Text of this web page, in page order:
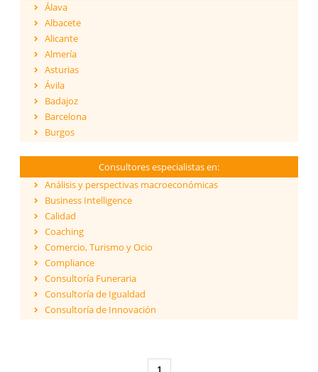
Álava
Albacete
Alicante
Almería
Asturias
Ávila
Badajoz
Barcelona
Burgos
Cantabria
Castellón
Ceuta
Ciudad Real
Córdoba
Cuenca
Girona
Granada
Guadalajara
Consultores especialistas en:
Análisis y perspectivas macroeconómicas
Business Intelligence
Calidad
Coaching
Comercio, Turismo y Ocio
Compliance
Consultoría Funeraria
Consultoría de Igualdad
Consultoría de Innovación
1